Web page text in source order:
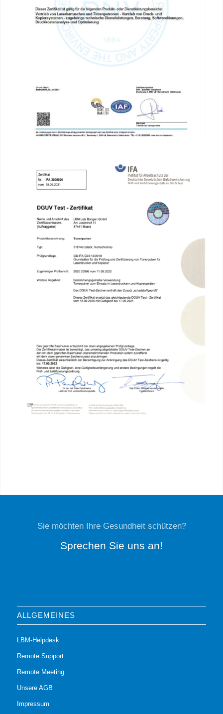
Sie möchten Ihre Gesundheit schützen?
Sprechen Sie uns an!
ALLGEMEINES
LBM-Helpdesk
Remote Support
Remote Meeting
Unsere AGB
Impressum